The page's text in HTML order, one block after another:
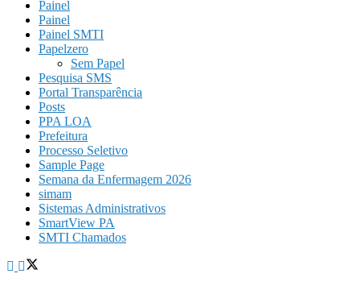
Painel
Painel
Painel SMTI
Papelzero
Sem Papel
Pesquisa SMS
Portal Transparência
Posts
PPA LOA
Prefeitura
Processo Seletivo
Sample Page
Semana da Enfermagem 2026
simam
Sistemas Administrativos
SmartView PA
SMTI Chamados